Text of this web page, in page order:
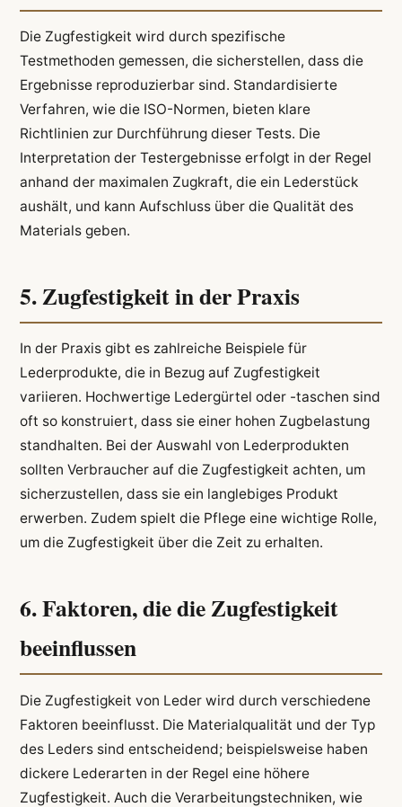
Die Zugfestigkeit wird durch spezifische
Testmethoden gemessen, die sicherstellen, dass die
Ergebnisse reproduzierbar sind. Standardisierte
Verfahren, wie die ISO-Normen, bieten klare
Richtlinien zur Durchführung dieser Tests. Die
Interpretation der Testergebnisse erfolgt in der Regel
anhand der maximalen Zugkraft, die ein Lederstück
aushält, und kann Aufschluss über die Qualität des
Materials geben.
5. Zugfestigkeit in der Praxis
In der Praxis gibt es zahlreiche Beispiele für
Lederprodukte, die in Bezug auf Zugfestigkeit
variieren. Hochwertige Ledergürtel oder -taschen sind
oft so konstruiert, dass sie einer hohen Zugbelastung
standhalten. Bei der Auswahl von Lederprodukten
sollten Verbraucher auf die Zugfestigkeit achten, um
sicherzustellen, dass sie ein langlebiges Produkt
erwerben. Zudem spielt die Pflege eine wichtige Rolle,
um die Zugfestigkeit über die Zeit zu erhalten.
6. Faktoren, die die Zugfestigkeit
beeinflussen
Die Zugfestigkeit von Leder wird durch verschiedene
Faktoren beeinflusst. Die Materialqualität und der Typ
des Leders sind entscheidend; beispielsweise haben
dickere Lederarten in der Regel eine höhere
Zugfestigkeit. Auch die Verarbeitungstechniken, wie